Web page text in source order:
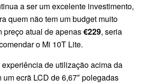
a ser um excelente investimento,
quem não tem um budget muito
preço atual de apenas€229, seria
o Mi 10T Lite.
de utilização acima da
ecrã LCD de 6,67″ polegadas